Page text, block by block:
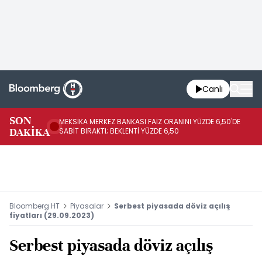
Canlı
SON
DAKİKA
MEKSİKA MERKEZ BANKASI FAİZ ORANINI YÜZDE 6,50'DE
SABİT BIRAKTI; BEKLENTİ YÜZDE 6,50
Bloomberg HT Piyasalar
Serbest piyasada döviz açılış
fiyatları (29.09.2023)
Serbest piyasada döviz açılış